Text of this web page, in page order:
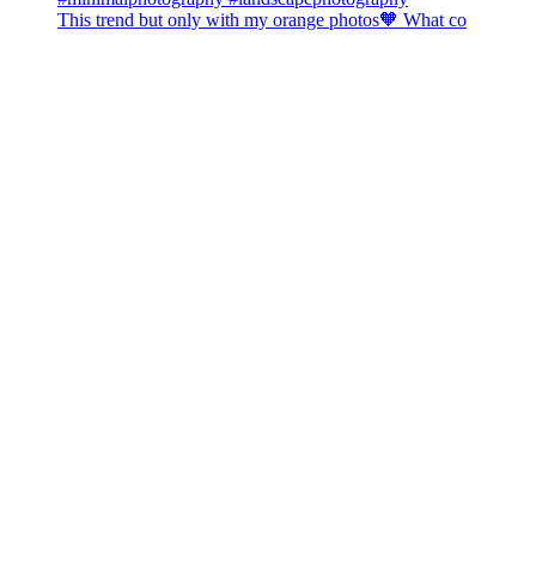
This trend but only with my orange photos🧡 What co